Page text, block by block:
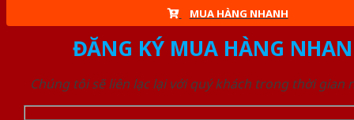
MUA HÀNG NHANH
ĐĂNG KÝ MUA HÀNG
Chúng tôi sẽ liên lạc lại với quý khách trong thời gian